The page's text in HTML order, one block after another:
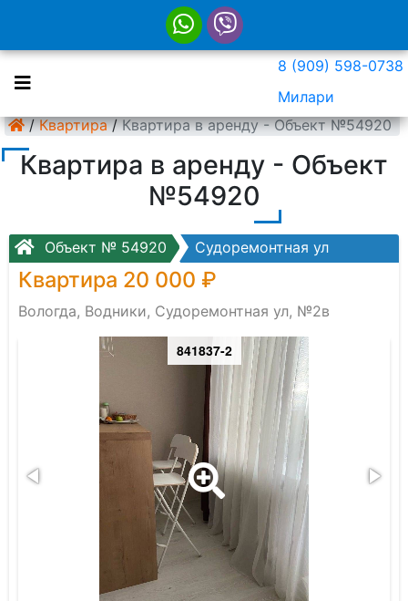
8 (909) 598-0738
Милари
/ Квартира / Квартира в аренду - Объект №54920
Квартира в аренду - Объект
№54920
Объект № 54920 Судоремонтная ул
Квартира 20 000 ₽
Вологда, Водники, Судоремонтная ул, №2в
841837-2